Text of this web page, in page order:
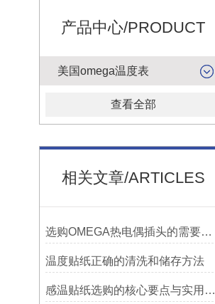
产品中心/PRODUCT
美国omega温度表
查看全部
相关文章/ARTICLES
选购OMEGA热电偶插头的需要考虑哪些问题？
温度贴纸正确的清洗和储存方法
感温贴纸选购的核心要点与实用建议